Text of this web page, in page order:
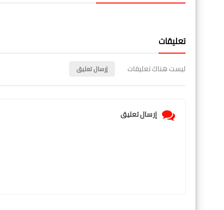
تعليقات
ليست هناك تعليقات إرسال تعليق
إرسال تعليق